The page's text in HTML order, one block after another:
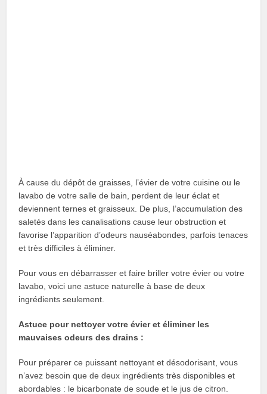
À cause du dépôt de graisses, l’évier de votre cuisine ou le
lavabo de votre salle de bain, perdent de leur éclat et
deviennent ternes et graisseux. De plus, l’accumulation des
saletés dans les canalisations cause leur obstruction et
favorise l’apparition d’odeurs nauséabondes, parfois tenaces
et très difficiles à éliminer.
Pour vous en débarrasser et faire briller votre évier ou votre
lavabo, voici une astuce naturelle à base de deux
ingrédients seulement.
Astuce pour nettoyer votre évier et éliminer les
mauvaises odeurs des drains :
Pour préparer ce puissant nettoyant et désodorisant, vous
n’avez besoin que de deux ingrédients très disponibles et
abordables : le bicarbonate de soude et le jus de citron.